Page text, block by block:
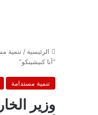
الرئيسية /تنمية
“آنا كنيشينكو”
تنمية مستدامة
وزير